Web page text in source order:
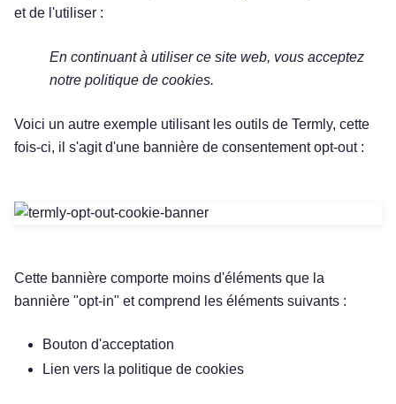
et de l'utiliser :
En continuant à utiliser ce site web, vous acceptez
notre politique de cookies.
Voici un autre exemple utilisant les outils de Termly, cette
fois-ci, il s'agit d'une bannière de consentement opt-out :
Cette bannière comporte moins d'éléments que la
bannière "opt-in" et comprend les éléments suivants :
Bouton d'acceptation
Lien vers la politique de cookies